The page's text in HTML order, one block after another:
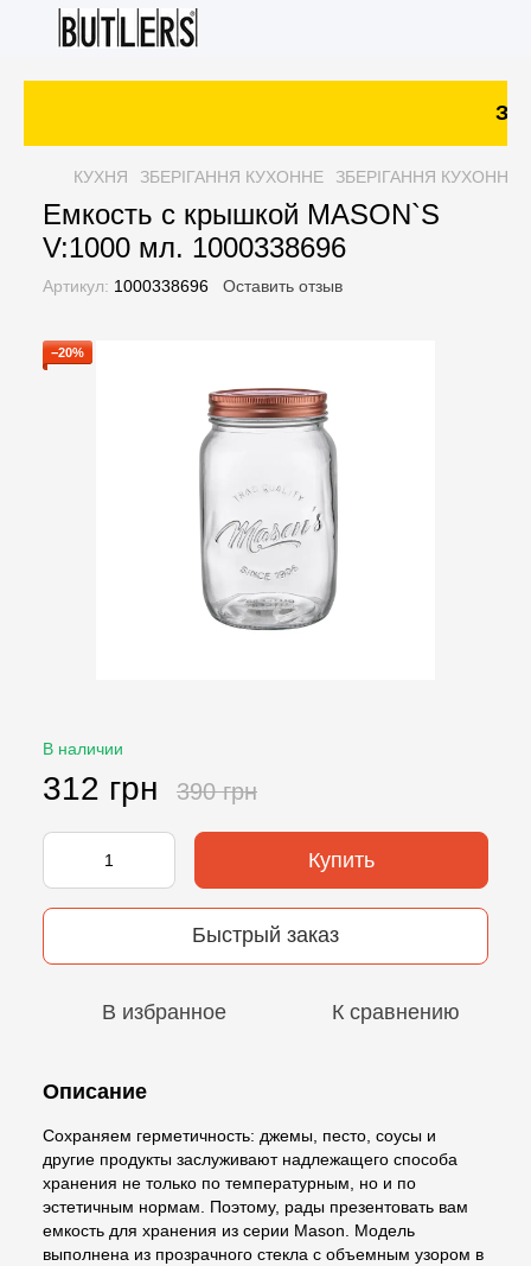
КУХНЯ ЗБЕРІГАННЯ КУХОННЕ ЗБЕРІГАННЯ КУХОННЕ
Емкость с крышкой MASON`S
V:1000 мл. 1000338696
Артикул: 1000338696 Оставить отзыв
−20%
В наличии
312 грн 390 грн
Купить
Быстрый заказ
В избранное К сравнению
Описание
Сохраняем герметичность: джемы, песто, соусы и
другие продукты заслуживают надлежащего способа
хранения не только по температурным, но и по
эстетичным нормам. Поэтому, рады презентовать вам
емкость для хранения из серии Mason. Модель
выполнена из прозрачного стекла с объемным узором в